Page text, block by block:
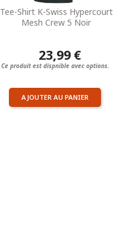
Tee-Shirt K-Swiss Hypercourt
Mesh Crew 5 Noir
23,99 €
Ce produit est dispnible avec options.
AJOUTER AU PANIER